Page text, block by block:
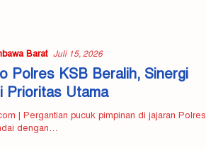
Barat Juli 15, 2026
Polres KSB Beralih, Sinergi
Prioritas Utama
| Pergantian pucuk pimpinan di jajaran Polres
dengan…